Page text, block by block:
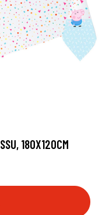
180X120CM